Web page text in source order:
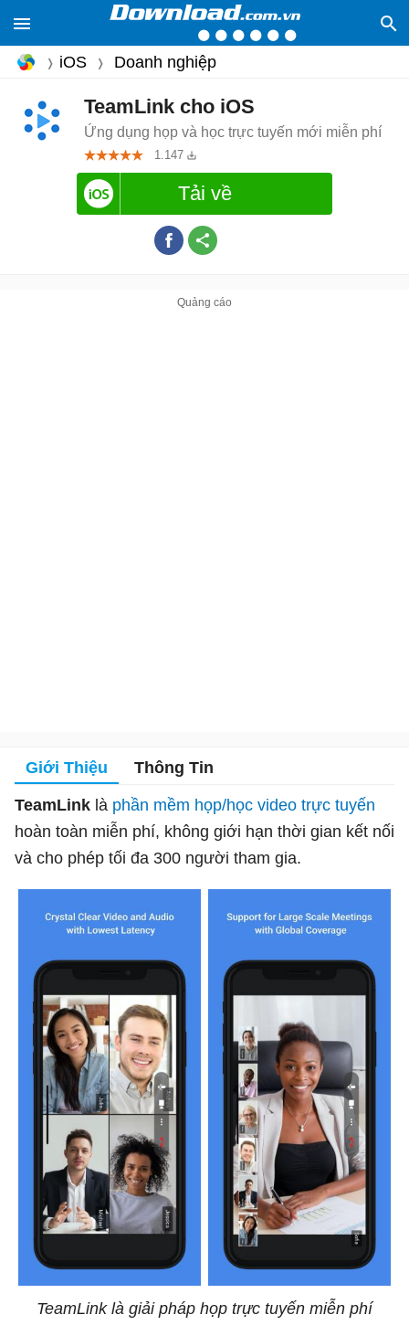
iOS Doanh nghiệp
TeamLink cho iOS
Ứng dụng họp và học trực tuyến mới miễn phí
1.147
Tải về
Giới Thiệu Thông Tin
TeamLink là phần mềm họp/học video trực tuyến
hoàn toàn miễn phí, không giới hạn thời gian kết nối
và cho phép tối đa 300 người tham gia.
TeamLink là giải pháp họp trực tuyến miễn phí